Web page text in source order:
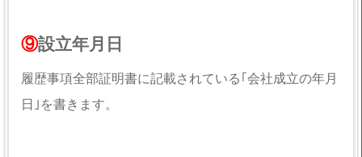
⑨設立年月日
履歴事項全部証明書に記載されている｢会社成立の年月
日｣を書きます。